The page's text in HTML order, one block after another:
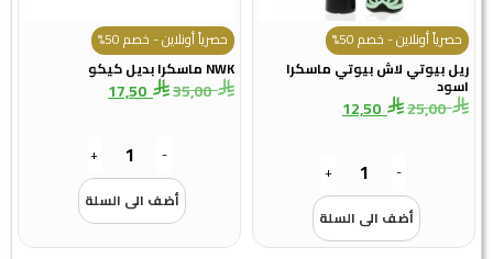
حصرياً أونلاين - خصم 50%
ريل بيوتي لاش بيوتي ماسكرا
اسود
25,00
12,50
-
+
أضف الى السلة
حصرياً أونلاين - خصم 50%
NWK ماسكرا بديل كيكو
35,00
17,50
-
+
أضف الى السلة